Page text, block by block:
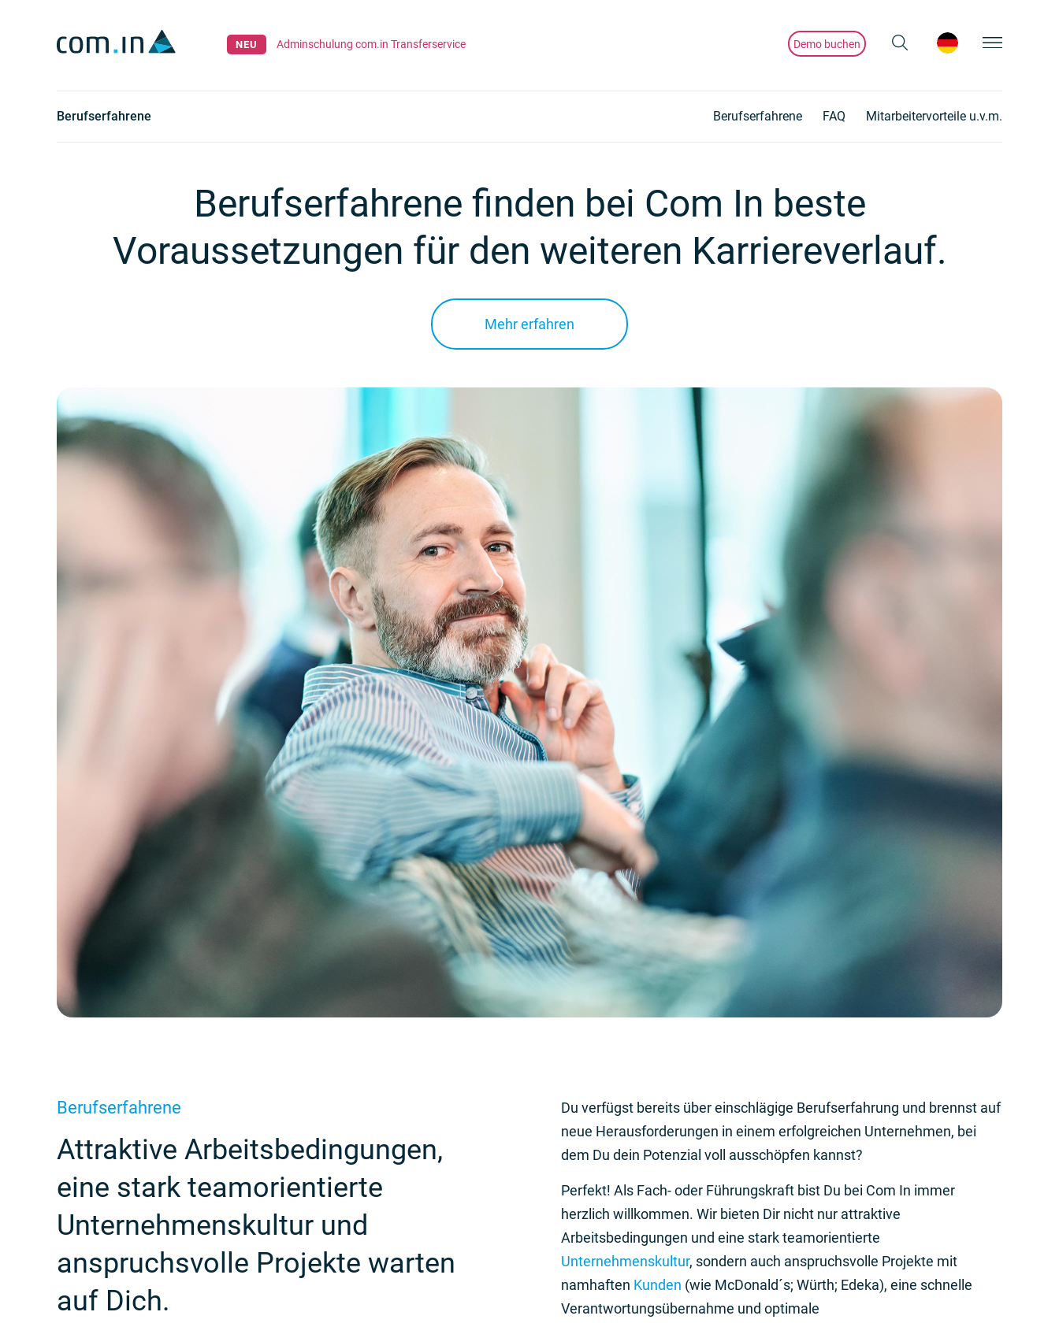
Adminschulung com.in Transferservice
DE Demo buchen
Suche
Berufserfahrene Berufserfahrene FAQ Mitarbeitervorteile u.v.m.
Berufserfahrene finden bei Com In beste
Voraussetzungen für den weiteren Karriereverlauf.
Mehr erfahren
Berufserfahrene
Attraktive Arbeitsbedingungen,
eine stark teamorientierte
Unternehmenskultur und
anspruchsvolle Projekte warten
auf Dich.
Du verfügst bereits über einschlägige Berufserfahrung und brennst auf
neue Herausforderungen in einem erfolgreichen Unternehmen, bei
dem Du dein Potenzial voll ausschöpfen kannst?
Perfekt! Als Fach- oder Führungskraft bist Du bei Com In immer
herzlich willkommen. Wir bieten Dir nicht nur attraktive
Arbeitsbedingungen und eine stark teamorientierte
Unternehmenskultur, sondern auch anspruchsvolle Projekte mit
namhaften Kunden (wie McDonald´s; Würth; Edeka), eine schnelle
Verantwortungsübernahme und optimale